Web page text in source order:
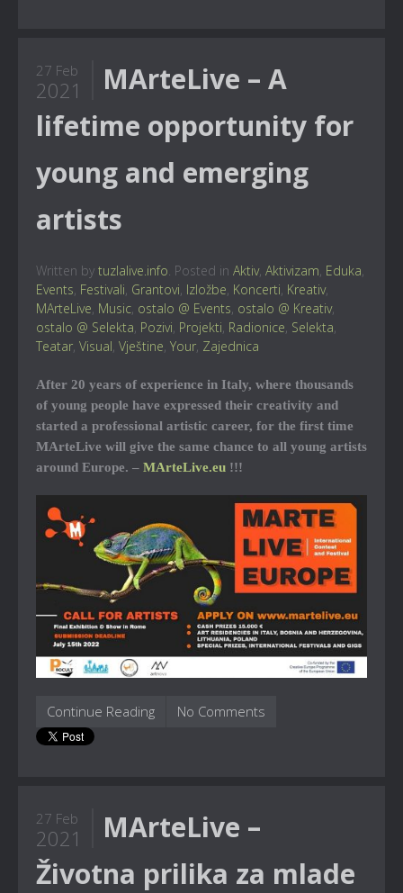
27 Feb
2021
MArteLive – A
lifetime opportunity for
young and emerging
artists
Written by tuzlalive.info. Posted in Aktiv, Aktivizam, Eduka,
Events, Festivali, Grantovi, Izložbe, Koncerti, Kreativ,
MArteLive, Music, ostalo @ Events, ostalo @ Kreativ,
ostalo @ Selekta, Pozivi, Projekti, Radionice, Selekta,
Teatar, Visual, Vještine, Your, Zajednica
After 20 years of experience in Italy, where thousands
of young people have expressed their creativity and
started a professional artistic career, for the first time
MArteLive will give the same chance to all young artists
around Europe. – MArteLive.eu !!!
Continue Reading No Comments
27 Feb
2021
MArteLive –
Životna prilika za mlade